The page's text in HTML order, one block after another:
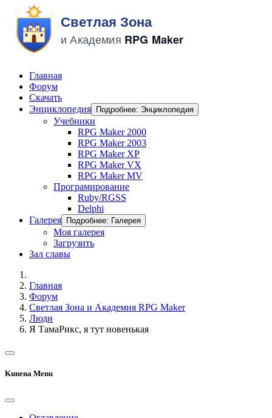
Главная
Форум
Скачать
Энциклопедия
Подробнее: Энциклопедия
Учебники
RPG Maker 2000
RPG Maker 2003
RPG Maker XP
RPG Maker VX
RPG Maker MV
Програмирование
Ruby/RGSS
Delphi
Галерея
Подробнее: Галерея
Моя галерея
Загрузить
Зал славы
Главная
Форум
Светлая Зона и Академия RPG Maker
Люди
Я ТамаРикс, я тут новенькая
Kunena Menu